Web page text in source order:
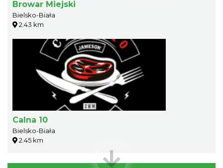
Browar Miejski
Bielsko-Biała
2.43 km
Calna 10
Bielsko-Biała
2.45 km